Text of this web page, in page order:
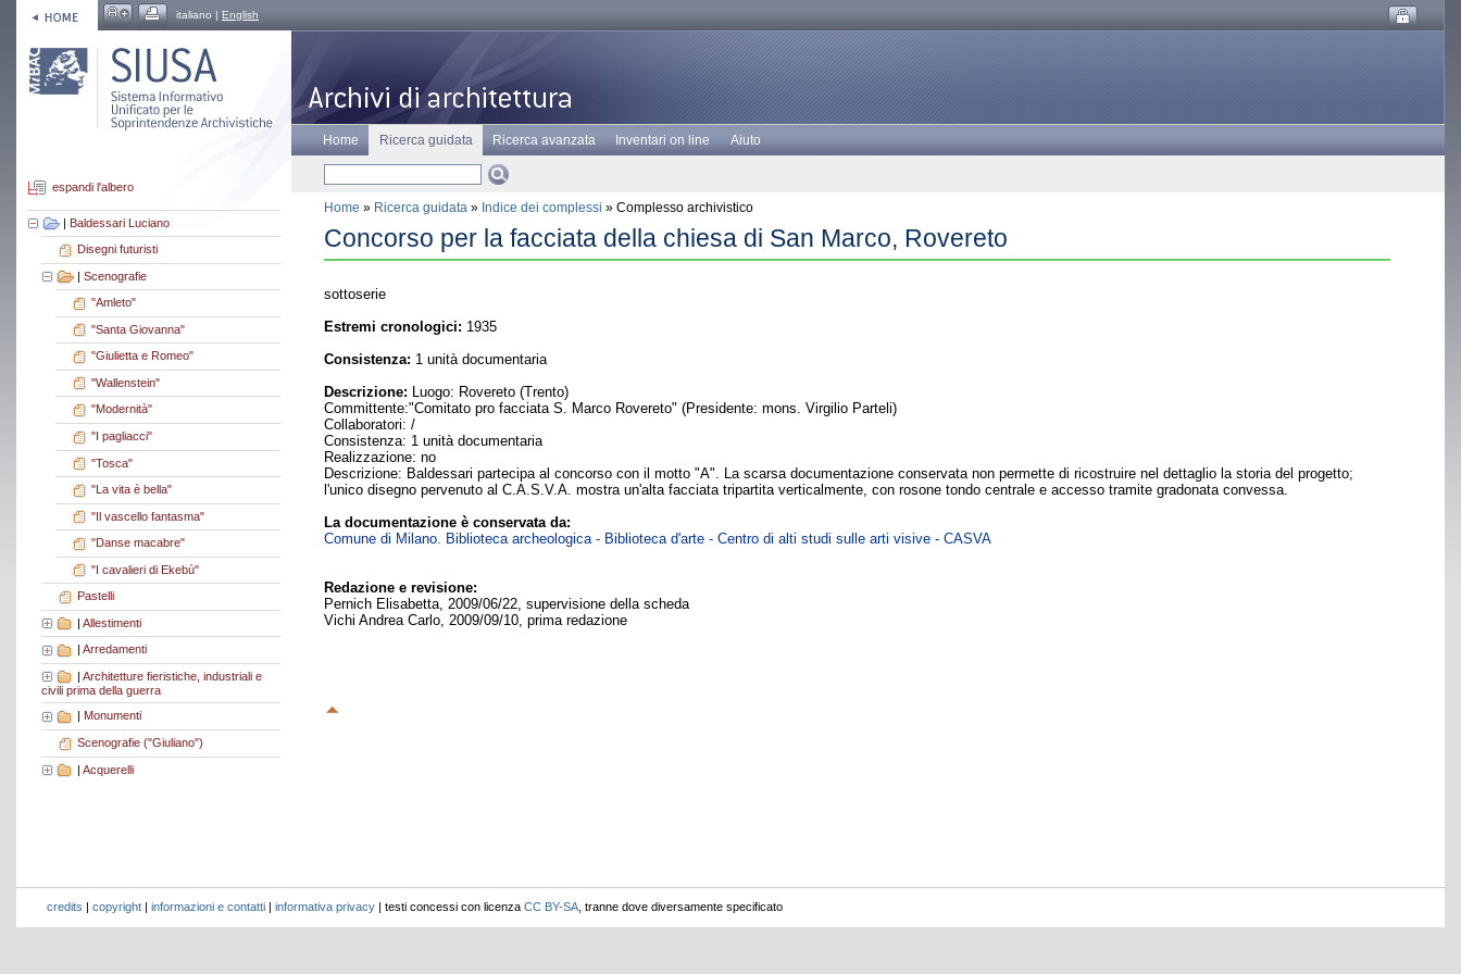
italiano | English
espandi l'albero
| Baldessari Luciano
Disegni futuristi
| Scenografie
"Amleto"
"Santa Giovanna"
"Giulietta e Romeo"
"Wallenstein"
"Modernità"
"I pagliacci"
"Tosca"
"La vita è bella"
"Il vascello fantasma"
"Danse macabre"
"I cavalieri di Ekebù"
Pastelli
| Allestimenti
Arredamenti
| Architetture fieristiche, industriali e
civili prima della guerra
Monumenti
Scenografie ("Giuliano")
| Acquerelli
Home Ricerca guidata Ricerca avanzata Inventari on line Aiuto
Home » Ricerca guidata » Indice dei complessi » Complesso archivistico
Concorso per la facciata della chiesa di San Marco, Rovereto
sottoserie
Estremi cronologici: 1935
Consistenza: 1 unità documentaria
Descrizione: Luogo: Rovereto (Trento)
Committente:"Comitato pro facciata S. Marco Rovereto" (Presidente: mons. Virgilio Parteli)
Collaboratori: /
Consistenza: 1 unità documentaria
Realizzazione: no
Descrizione: Baldessari partecipa al concorso con il motto "A". La scarsa documentazione conservata non permette di ricostruire nel dettaglio la storia del progetto;
l'unico disegno pervenuto al C.A.S.V.A. mostra un'alta facciata tripartita verticalmente, con rosone tondo centrale e accesso tramite gradonata convessa.
La documentazione è conservata da:
Comune di Milano. Biblioteca archeologica - Biblioteca d'arte - Centro di alti studi sulle arti visive - CASVA
Redazione e revisione:
Pernich Elisabetta, 2009/06/22, supervisione della scheda
Vichi Andrea Carlo, 2009/09/10, prima redazione
credits | copyright | informazioni e contatti | informativa privacy | testi concessi con licenza CC BY-SA , tranne dove diversamente specificato